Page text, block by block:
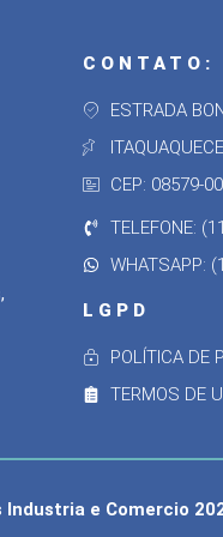
CONTATO:
ESTRADA
CEP: 08579-
TELEFONE:
WHATSAPP:
LGPD
POLÍTICA DE
TERMOS DE
Industria e Comercio